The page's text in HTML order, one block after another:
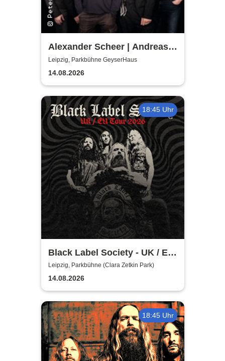
Alexander Scheer | Andreas
Dresen & Band spielen (nicht
nur) Gundermann
Leipzig, Parkbühne GeyserHaus
14.08.2026
18:45 Uhr
Black Label Society - UK / EU
TOUR 2026
Leipzig, Parkbühne (Clara Zetkin Park)
14.08.2026
18:45 Uhr